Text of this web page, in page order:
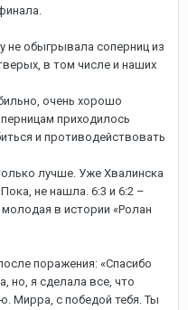
не обыгрывала соперниц из
в том числе и наших
очень хорошо
приходилось
и противодействовать
лучше. Уже Хвалинска
не нашла. 6:3 и 6:2 –
в истории «Ролан
поражения: «Спасибо
но, я сделала все, что
Мирра, с победой тебя. Ты